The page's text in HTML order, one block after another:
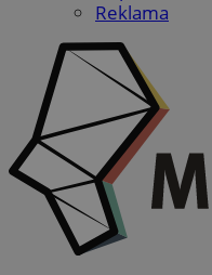
Reklama
QeSessID
MvSessID
euds